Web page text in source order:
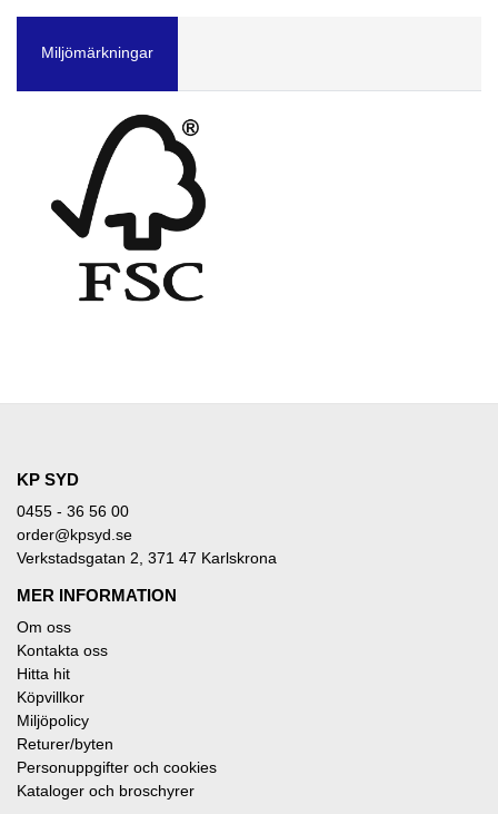
Miljömärkningar
KP SYD
0455 - 36 56 00
order@kpsyd.se
Verkstadsgatan 2, 371 47 Karlskrona
MER INFORMATION
Om oss
Kontakta oss
Hitta hit
Köpvillkor
Miljöpolicy
Returer/byten
Personuppgifter och cookies
Kataloger och broschyrer